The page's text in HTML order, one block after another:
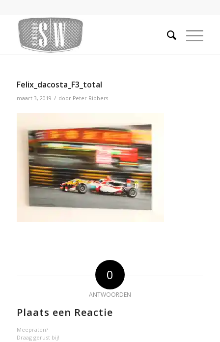
Felix_dacosta_F3_total
maart 3, 2019 / door Peter Ribbers
0
ANTWOORDEN
Plaats een Reactie
Meepraten?
Draag gerust bij!